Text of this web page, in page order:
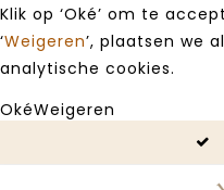
Klik op ‘Oké’ om te
‘Weigeren’, plaatsen we
analytische cookies.
OkéWeigeren